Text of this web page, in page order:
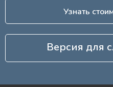
Узнать
Версия для